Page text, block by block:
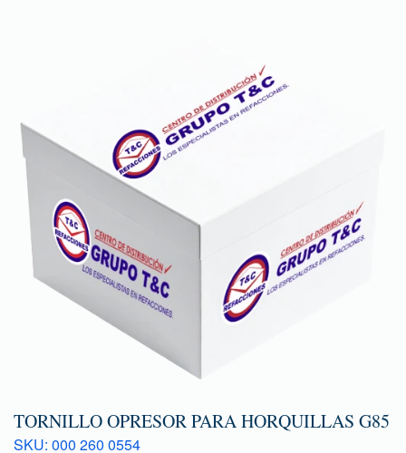
TORNILLO OPRESOR PARA HORQUILLAS G85
SKU: 000 260 0554